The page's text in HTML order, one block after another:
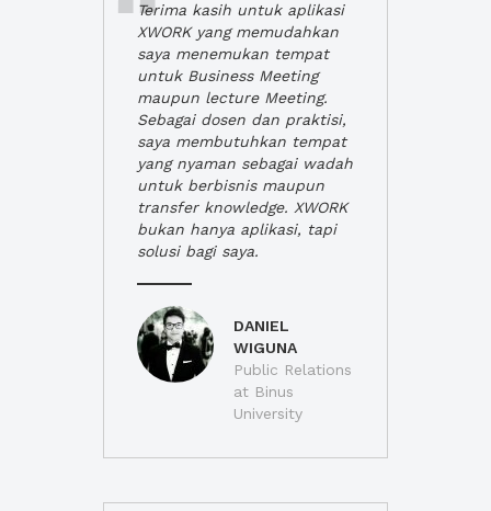
Terima kasih untuk aplikasi
XWORK yang memudahkan
saya menemukan tempat
untuk Business Meeting
maupun lecture Meeting.
Sebagai dosen dan praktisi,
saya membutuhkan tempat
yang nyaman sebagai wadah
untuk berbisnis maupun
transfer knowledge. XWORK
bukan hanya aplikasi, tapi
solusi bagi saya.
DANIEL
WIGUNA
Public Relations
at Binus
University